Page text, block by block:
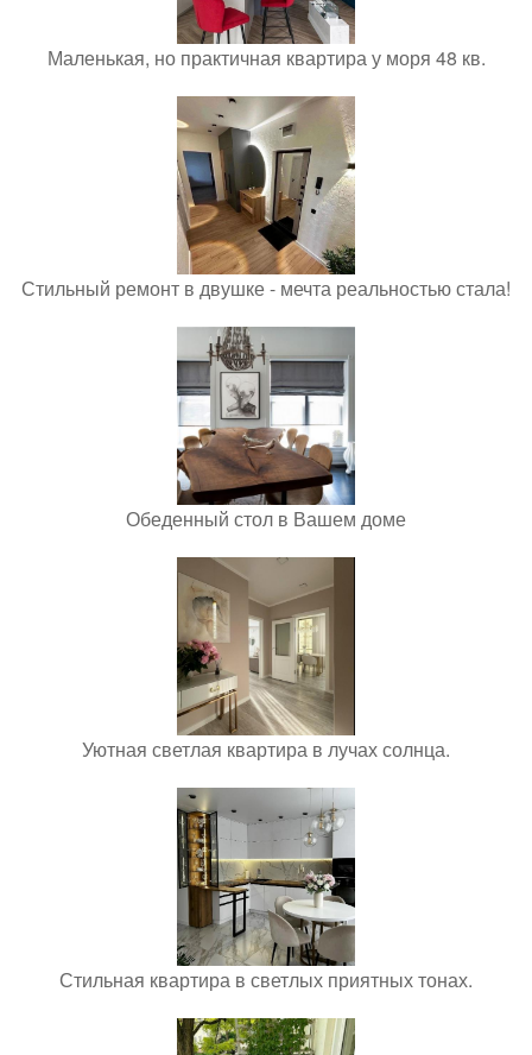
Маленькая, но практичная квартира у моря 48 кв.
Стильный ремонт в двушке - мечта реальностью стала!
Обеденный стол в Вашем доме
Уютная светлая квартира в лучах солнца.
Стильная квартира в светлых приятных тонах.